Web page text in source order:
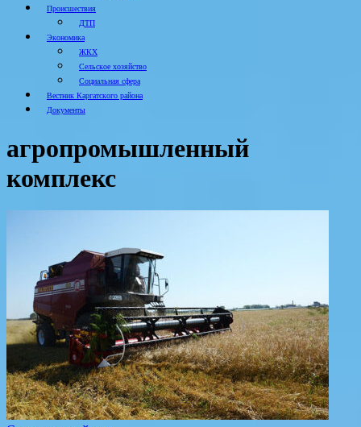
Происшествия
ДТП
Экономика
ЖКХ
Сельское хозяйство
Социальная сфера
Вестник Каргатского района
Документы
агропромышленный
комплекс